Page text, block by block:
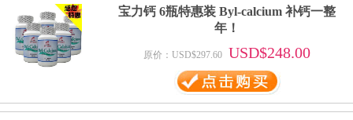
宝力钙 6瓶特惠装 Byl-calcium 补钙一整
年！
原价：USD$297.60 USD$248.00